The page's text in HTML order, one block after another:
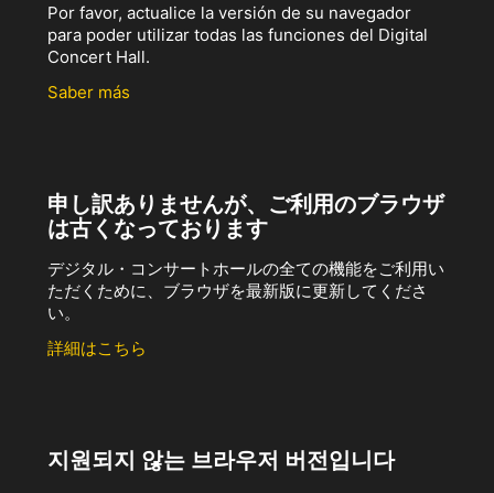
Por favor, actualice la versión de su navegador
para poder utilizar todas las funciones del Digital
Concert Hall.
Saber más
申し訳ありませんが、ご利用のブラウザ
は古くなっております
デジタル・コンサートホールの全ての機能をご利用い
ただくために、ブラウザを最新版に更新してくださ
い。
詳細はこちら
지원되지 않는 브라우저 버전입니다